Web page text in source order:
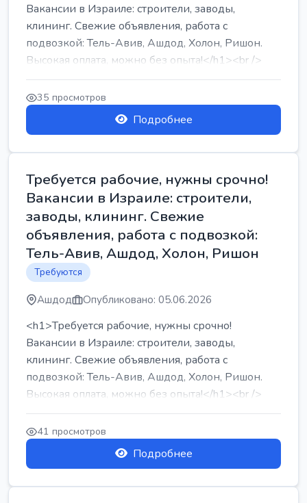
Вакансии в Израиле: строители, заводы,
клининг. Свежие объявления, работа с
подвозкой: Тель-Авив, Ашдод, Холон, Ришон.
Высокая оплата, можно без опыта!</h1><br />
...
35 просмотров
Подробнее
Требуется рабочие, нужны срочно!
Вакансии в Израиле: строители,
заводы, клининг. Свежие
объявления, работа с подвозкой:
Тель-Авив, Ашдод, Холон, Ришон
Требуются
Ашдод Опубликовано: 05.06.2026
<h1>Требуется рабочие, нужны срочно!
Вакансии в Израиле: строители, заводы,
клининг. Свежие объявления, работа с
подвозкой: Тель-Авив, Ашдод, Холон, Ришон.
Высокая оплата, можно без опыта!</h1><br />
...
41 просмотров
Подробнее